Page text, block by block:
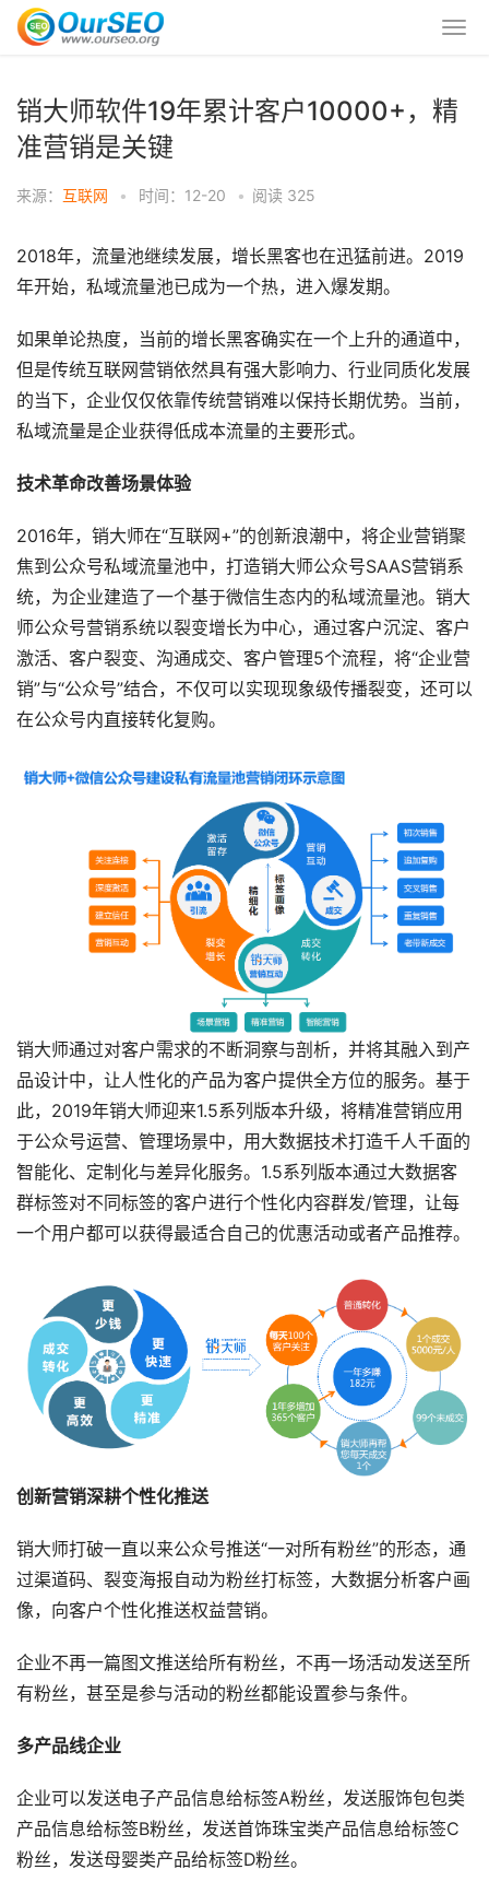
销大师软件19年累计客户10000+，精
准营销是关键
来源： 互联网 • 时间：12-20 • 阅读 325
2018年，流量池继续发展，增长黑客也在迅猛前进。2019
年开始，私域流量池已成为一个热，进入爆发期。
如果单论热度，当前的增长黑客确实在一个上升的通道中，
但是传统互联网营销依然具有强大影响力、行业同质化发展
的当下，企业仅仅依靠传统营销难以保持长期优势。当前，
私域流量是企业获得低成本流量的主要形式。
技术革命改善场景体验
2016年，销大师在“互联网+”的创新浪潮中，将企业营销聚
焦到公众号私域流量池中，打造销大师公众号SAAS营销系
统，为企业建造了一个基于微信生态内的私域流量池。销大
师公众号营销系统以裂变增长为中心，通过客户沉淀、客户
激活、客户裂变、沟通成交、客户管理5个流程，将“企业营
销”与“公众号”结合，不仅可以实现现象级传播裂变，还可以
在公众号内直接转化复购。
销大师通过对客户需求的不断洞察与剖析，并将其融入到产
品设计中，让人性化的产品为客户提供全方位的服务。基于
此，2019年销大师迎来1.5系列版本升级，将精准营销应用
于公众号运营、管理场景中，用大数据技术打造千人千面的
智能化、定制化与差异化服务。1.5系列版本通过大数据客
群标签对不同标签的客户进行个性化内容群发/管理，让每
一个用户都可以获得最适合自己的优惠活动或者产品推荐。
创新营销深耕个性化推送
销大师打破一直以来公众号推送“一对所有粉丝”的形态，通
过渠道码、裂变海报自动为粉丝打标签，大数据分析客户画
像，向客户个性化推送权益营销。
企业不再一篇图文推送给所有粉丝，不再一场活动发送至所
有粉丝，甚至是参与活动的粉丝都能设置参与条件。
多产品线企业
企业可以发送电子产品信息给标签A粉丝，发送服饰包包类
产品信息给标签B粉丝，发送首饰珠宝类产品信息给标签C
粉丝，发送母婴类产品给标签D粉丝。